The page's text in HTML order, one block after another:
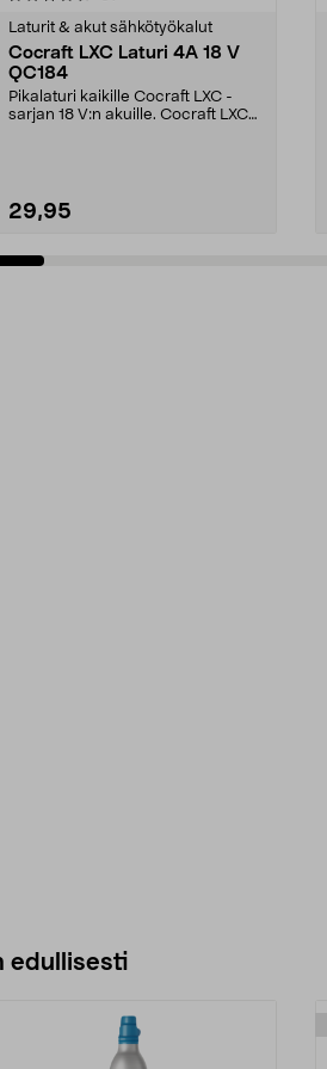
Laturit & akut sähkötyökalut
Cocraft LXC Laturi 4A 18 V
QC184
Pikalaturi kaikille Cocraft LXC -
sarjan 18 V:n akuille. Cocraft LXC
29,95
edullisesti